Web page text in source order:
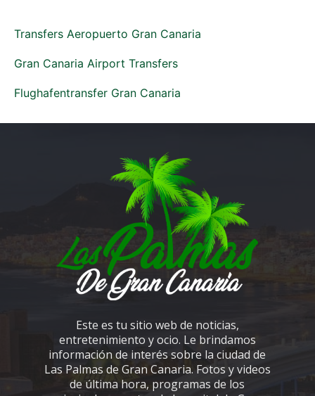
Transfers Aeropuerto Gran Canaria
Gran Canaria Airport Transfers
Flughafentransfer Gran Canaria
Este es tu sitio web de noticias,
entretenimiento y ocio. Le brindamos
información de interés sobre la ciudad de
Las Palmas de Gran Canaria. Fotos y videos
de última hora, programas de los